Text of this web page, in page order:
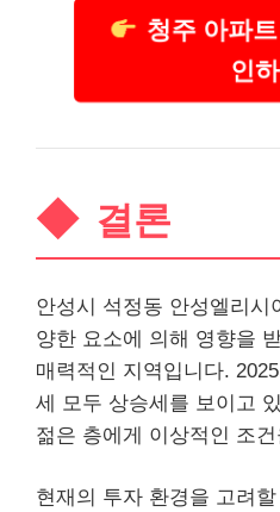
청주 아파트
인하
결론
안성시 석정동 안성엘리
양한 요소에 의해 영향을
매력적인 지역입니다.
세 모두 상승세를 보이고
젊은 층에게 이상적인 조
현재의 투자 환경을 고려